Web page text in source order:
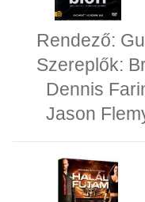
Rendező:
Szereplők:
Dennis
Jason